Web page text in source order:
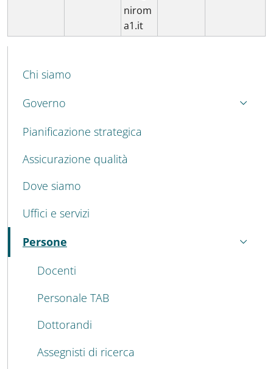
nirom
a1.it
MENU CEV SECOND NAVIGATION
Chi siamo
Governo
Pianificazione strategica
Assicurazione qualità
Dove siamo
Uffici e servizi
Persone
Attivo
Docenti
Personale TAB
Dottorandi
Assegnisti di ricerca